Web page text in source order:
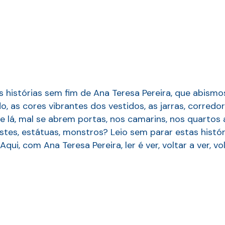
histórias sem fim de Ana Teresa Pereira, que
as cores vibrantes dos vestidos, as jarras,
lá, mal se abrem portas, nos camarins, nos
estátuas, monstros? Leio sem parar estas
com Ana Teresa Pereira, ler é ver, voltar a ver,